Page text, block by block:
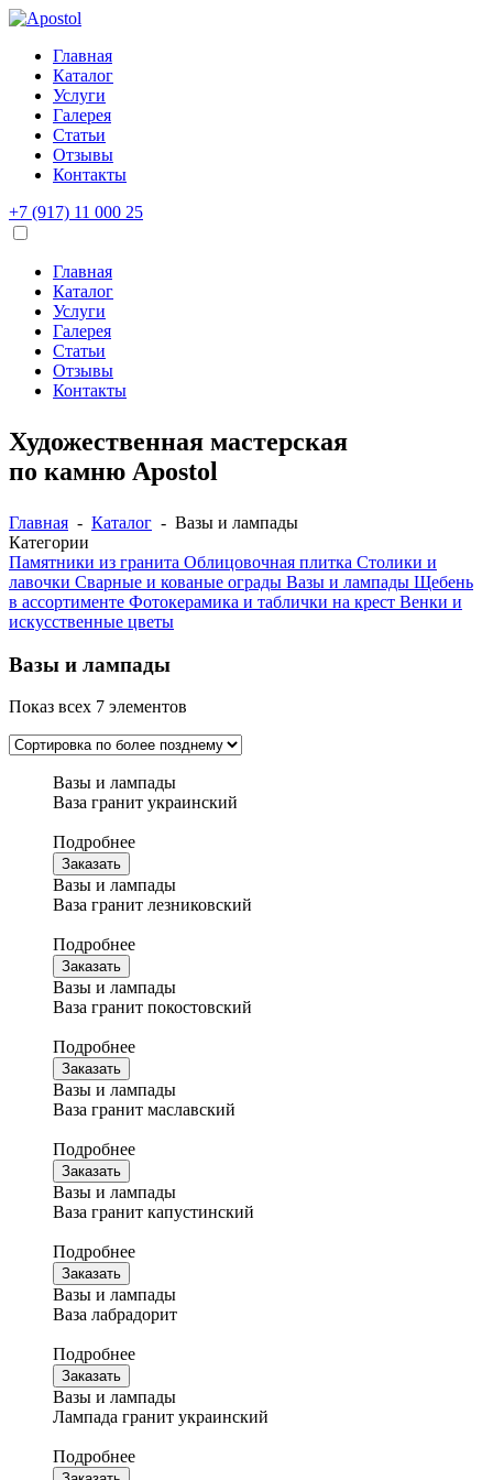
Главная
Каталог
Услуги
Галерея
Статьи
Отзывы
Контакты
+7 (917) 11 000 25
Главная
Каталог
Услуги
Галерея
Статьи
Отзывы
Контакты
Художественная мастерская
по камню Apostol
Главная - Каталог - Вазы и лампады
Категории
Памятники из гранита Облицовочная плитка Столики и
лавочки Сварные и кованые ограды Вазы и лампады Щебень
в ассортименте Фотокерамика и таблички на крест Венки и
искусственные цветы
Вазы и лампады
Показ всех 7 элементов
Вазы и лампады
Ваза гранит украинский
Подробнее
Заказать
Вазы и лампады
Ваза гранит лезниковский
Подробнее
Заказать
Вазы и лампады
Ваза гранит покостовский
Подробнее
Заказать
Вазы и лампады
Ваза гранит маславский
Подробнее
Заказать
Вазы и лампады
Ваза гранит капустинский
Подробнее
Заказать
Вазы и лампады
Ваза лабрадорит
Подробнее
Заказать
Вазы и лампады
Лампада гранит украинский
Подробнее